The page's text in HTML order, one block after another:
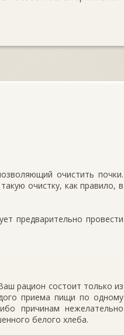
очистить почки.
очистку, как правило, в
предварительно провести
рацион состоит только из
приема пищи по одному
причинам нежелательно
белого хлеба.